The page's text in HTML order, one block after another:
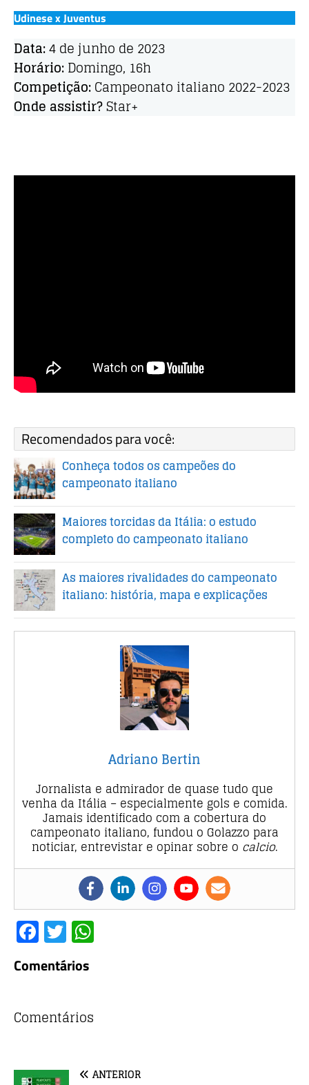
Udinese x Juventus
Data:4 de junho de 2023
Horário:Domingo, 16h
Competição:Campeonato italiano 2022-2023
Onde assistir?Star+
Recomendados para você:
Conheça todos os campeões do
campeonato italiano
Maiores torcidas da Itália: o estudo
completo do campeonato italiano
As maiores rivalidades do campeonato
italiano: história, mapa e explicações
Adriano Bertin
Jornalista e admirador de quase tudo que
venha da Itália – especialmente gols e comida.
Jamais identificado com a cobertura do
campeonato italiano, fundou o Golazzo para
noticiar, entrevistar e opinar sobre o calcio.
F
a
c
b
o
T
w
it
r
p
Comentários
Comentários
ANTERIOR